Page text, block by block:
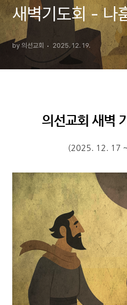
새벽기도회 - 나
by 의선교회 2025. 12. 19.
의선교회 새벽
(2025. 12. 17